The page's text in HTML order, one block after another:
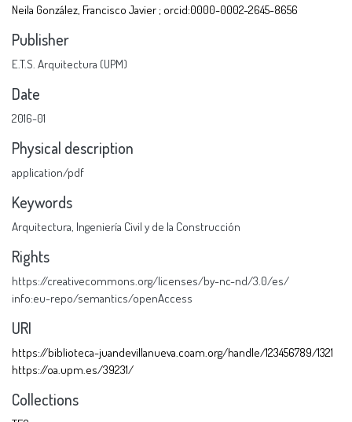
Neila González, Francisco Javier ; orcid:0000-0002-2645-8656
Publisher
E.T.S. Arquitectura (UPM)
Date
2016-01
Physical description
application/pdf
Keywords
Arquitectura, Ingeniería Civil y de la Construcción
Rights
https://creativecommons.org/licenses/by-nc-nd/3.0/es/
info:eu-repo/semantics/openAccess
URI
https://biblioteca-juandevillanueva.coam.org/handle/123456789/1321
https://oa.upm.es/39231/
Collections